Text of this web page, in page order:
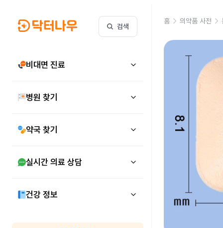
검색
비대면 진료
병원 찾기
약국 찾기
실시간 의료 상담
건강 정보
홈 의약품 사전